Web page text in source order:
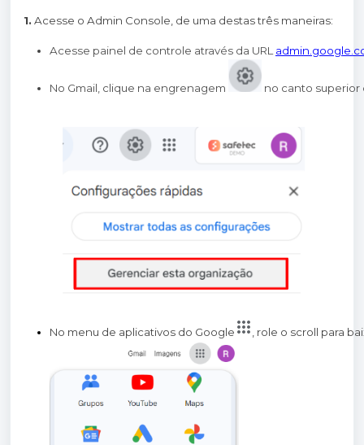
1. Acesse o Admin Console, de uma destas três maneiras:
Acesse painel de controle através da URL
No Gmail, clique na engrenagem no canto superior
No menu de aplicativos do Google , role o scroll para